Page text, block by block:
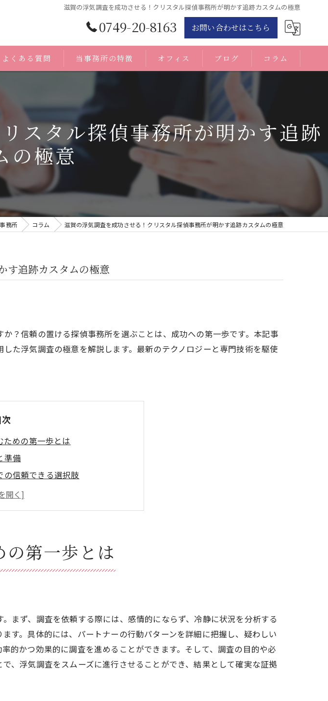
滋賀の浮気調査を成功させる！クリスタル探偵事務所が明かす追跡カスタムの極意
0749-20-8163 お問い合わせはこちら
よくある質問 当事務所の特徴
身辺調査
証拠
人探し
オフィス ブログ コラム
スタル探偵事務所が明かす追跡
の極意
務所 コラム 滋賀の浮気調査を成功させる！クリスタル探偵事務所が明かす追跡カスタムの極意
す追跡カスタムの極意
？信頼の置ける探偵事務所を選ぶことは、成功への第一歩です。本記事
た浮気調査の極意を解説します。最新のテクノロジーと専門技術を駆使
次
ための第一歩とは
準備
の信頼できる選択肢
の初回相談で確認すべきポイント
的注意点
ミュニケーション
の選び方
をチェックする方法
積もりの取り方
第一歩とは
まず、調査を依頼する際には、感情的にならず、冷静に状況を分析する
す。具体的には、パートナーの行動パターンを詳細に把握し、疑わしい
的かつ効果的に調査を進めることができます。そして、調査の目的や必
、浮気調査をスムーズに進行させることができ、結果として確実な証拠